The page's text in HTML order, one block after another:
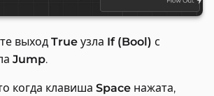
выход True узла If (Bool) с
Jump.
когда клавиша Space нажата,